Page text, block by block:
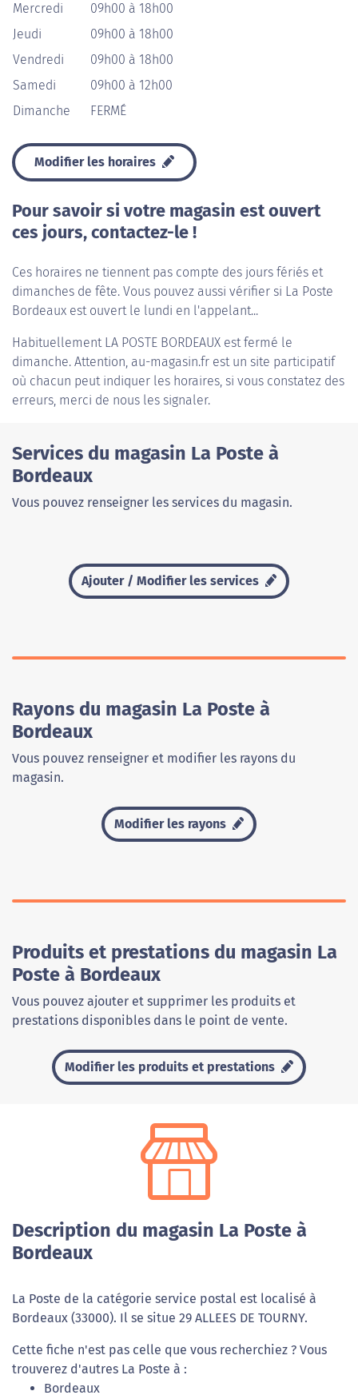
Mercredi
09h00 à 18h00
Jeudi
09h00 à 18h00
Vendredi
09h00 à 18h00
Samedi
09h00 à 12h00
Dimanche
FERMÉ
Modifier les horaires
Pour savoir si votre magasin est ouvert
ces jours, contactez-le !
Ces horaires ne tiennent pas compte des jours fériés et
dimanches de fête. Vous pouvez aussi vérifier si La Poste
Bordeaux est ouvert le lundi en l'appelant...
Habituellement LA POSTE BORDEAUX est fermé le
dimanche. Attention, au-magasin.fr est un site participatif
où chacun peut indiquer les horaires, si vous constatez des
erreurs, merci de nous les signaler.
Services du magasin La Poste à
Bordeaux
Vous pouvez renseigner les services du magasin.
Ajouter / Modifier les services
Rayons du magasin La Poste à
Bordeaux
Vous pouvez renseigner et modifier les rayons du
magasin.
Modifier les rayons
Produits et prestations du magasin La
Poste à Bordeaux
Vous pouvez ajouter et supprimer les produits et
prestations disponibles dans le point de vente.
Modifier les produits et prestations
Description du magasin La Poste à
Bordeaux
La Poste de la catégorie service postal est localisé à
Bordeaux (33000). Il se situe 29 ALLEES DE TOURNY.
Cette fiche n'est pas celle que vous recherchiez ? Vous
trouverez d'autres La Poste à :
Bordeaux